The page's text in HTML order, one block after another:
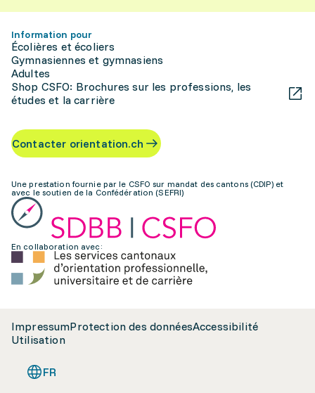
Information pour
Écolières et écoliers
Gymnasiennes et gymnasiens
Adultes
Shop CSFO: Brochures sur les professions, les
études et la carrière
Contacter orientation.ch
Une prestation fournie par le CSFO sur mandat des cantons (CDIP) et
avec le soutien de la Confédération (SEFRI)
En collaboration avec:
ImpressumProtection des donnéesAccessibilité
Utilisation
FR